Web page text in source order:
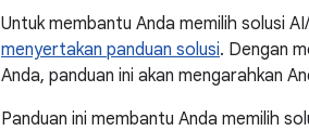
Untuk membantu Anda memilih solusi
menyertakan panduan solusi. Dengan
Anda, panduan ini akan mengarahkan
Panduan ini membantu Anda memilih